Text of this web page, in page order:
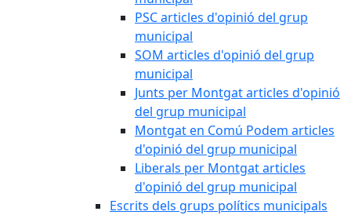
PSC articles d'opinió del grup
municipal
SOM articles d'opinió del grup
municipal
Junts per Montgat articles d'opinió
del grup municipal
Montgat en Comú Podem articles
d'opinió del grup municipal
Liberals per Montgat articles
d'opinió del grup municipal
Escrits dels grups polítics municipals